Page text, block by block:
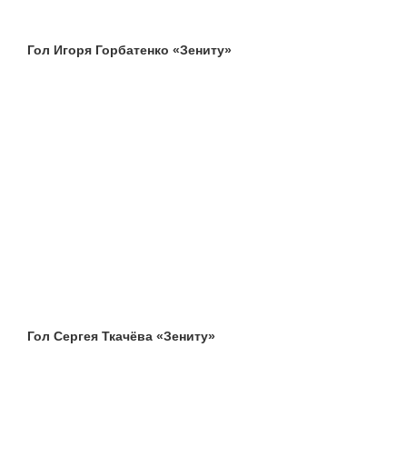
Гол Игоря Горбатенко «Зениту»
Гол Сергея Ткачёва «Зениту»